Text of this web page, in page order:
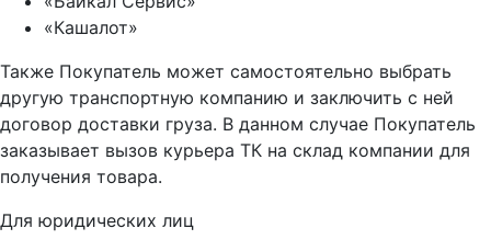
«Кашалот»
Также Покупатель может самостоятельно выбрать
другую транспортную компанию и заключить с ней
договор доставки груза. В данном случае Покупатель
заказывает вызов курьера ТК на склад компании для
получения товара.
Для юридических лиц